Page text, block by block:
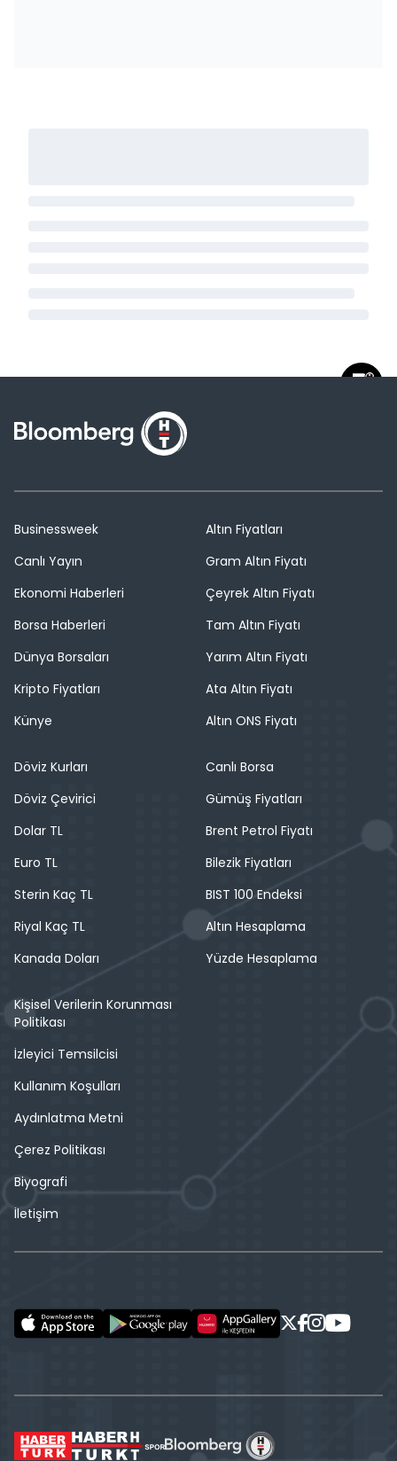
Businessweek
Canlı Yayın
Ekonomi Haberleri
Borsa Haberleri
Dünya Borsaları
Kripto Fiyatları
Künye
Altın Fiyatları
Gram Altın Fiyatı
Çeyrek Altın Fiyatı
Tam Altın Fiyatı
Yarım Altın Fiyatı
Ata Altın Fiyatı
Altın ONS Fiyatı
Döviz Kurları
Döviz Çevirici
Dolar TL
Euro TL
Sterin Kaç TL
Riyal Kaç TL
Kanada Doları
Canlı Borsa
Gümüş Fiyatları
Brent Petrol Fiyatı
Bilezik Fiyatları
BIST 100 Endeksi
Altın Hesaplama
Yüzde Hesaplama
Kişisel Verilerin Korunması
Politikası
İzleyici Temsilcisi
Kullanım Koşulları
Aydınlatma Metni
Çerez Politikası
Biyografi
İletişim